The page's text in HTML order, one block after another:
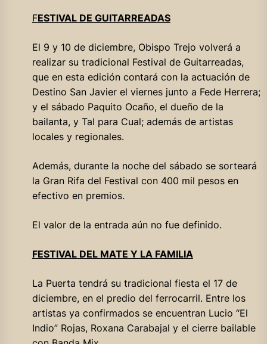
FESTIVAL DE GUITARREADAS
El 9 y 10 de diciembre, Obispo Trejo volverá a
realizar su tradicional Festival de Guitarreadas,
que en esta edición contará con la actuación de
Destino San Javier el viernes junto a Fede Herrera;
y el sábado Paquito Ocaño, el dueño de la
bailanta, y Tal para Cual; además de artistas
locales y regionales.
Además, durante la noche del sábado se sorteará
la Gran Rifa del Festival con 400 mil pesos en
efectivo en premios.
El valor de la entrada aún no fue definido.
FESTIVAL DEL MATE Y LA FAMILIA
La Puerta tendrá su tradicional fiesta el 17 de
diciembre, en el predio del ferrocarril. Entre los
artistas ya confirmados se encuentran Lucio “El
Indio” Rojas, Roxana Carabajal y el cierre bailable